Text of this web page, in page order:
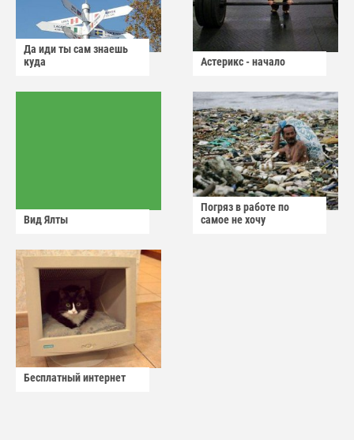
Да иди ты сам знаешь
куда
Астерикс - начало
Вид Ялты
Погряз в работе по
самое не хочу
Бесплатный интернет